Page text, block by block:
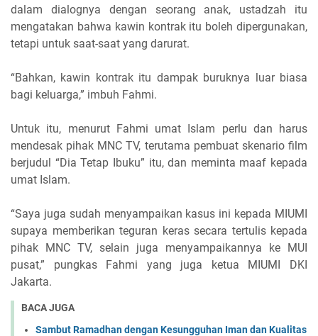
dalam dialognya dengan seorang anak, ustadzah itu
mengatakan bahwa kawin kontrak itu boleh dipergunakan,
tetapi untuk saat-saat yang darurat.
“Bahkan, kawin kontrak itu dampak buruknya luar biasa
bagi keluarga,” imbuh Fahmi.
Untuk itu, menurut Fahmi umat Islam perlu dan harus
mendesak pihak MNC TV, terutama pembuat skenario film
berjudul “Dia Tetap Ibuku” itu, dan meminta maaf kepada
umat Islam.
“Saya juga sudah menyampaikan kasus ini kepada MIUMI
supaya memberikan teguran keras secara tertulis kepada
pihak MNC TV, selain juga menyampaikannya ke MUI
pusat,” pungkas Fahmi yang juga ketua MIUMI DKI
Jakarta.
BACA JUGA
Sambut Ramadhan dengan Kesungguhan Iman dan Kualitas